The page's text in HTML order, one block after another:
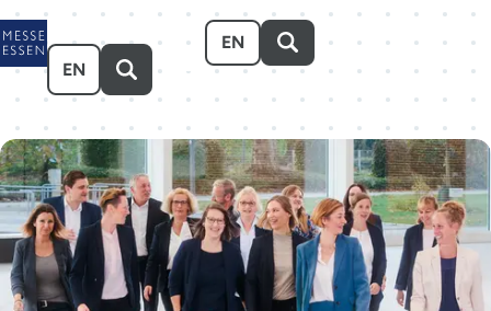
Zum Hauptinhalt springen
EN
Veranstalten Besuchen
Ausstellen
Über uns Karriere Event-Kalender
EN